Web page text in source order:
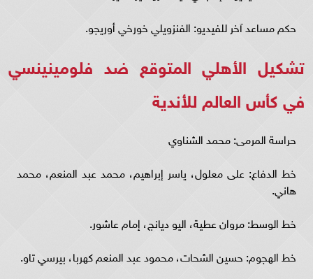
حكم مساعد آخر للفيديو: الفنزويلي خورخي أوريجو.
تشكيل الأهلي المتوقع ضد فلومينينسي
في كأس العالم للأندية
حراسة المرمى: محمد الشناوي
خط الدفاع: على معلول، ياسر إبراهيم، محمد عبد المنعم، محمد
هاني.
خط الوسط: مروان عطية، اليو ديانج، إمام عاشور.
خط الهجوم: حسين الشحات، محمود عبد المنعم كهربا، بيرسي تاو.